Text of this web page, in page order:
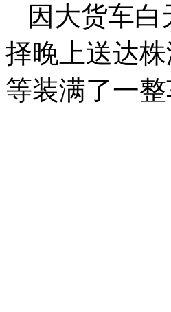
因大货车
择晚上送达
等装满了一整